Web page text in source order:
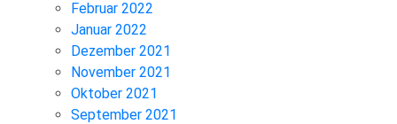
Februar 2022
Januar 2022
Dezember 2021
November 2021
Oktober 2021
September 2021